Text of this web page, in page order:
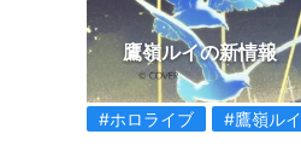
鷹嶺ルイの新情報
#ホロライブ #鷹嶺ルイ